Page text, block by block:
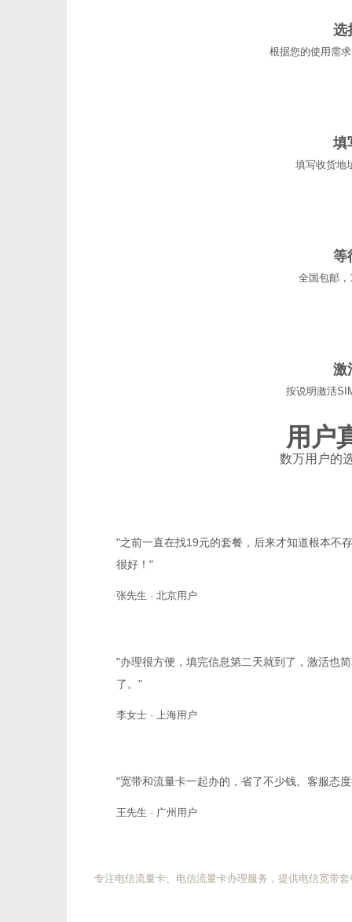
选
根据您的使用需
填
填写收货地
等
全国包邮
激
按说明激活
用户
数万用户的
"之前一直在找19元的套餐，后来才知道根本不
很好！"
张先生 · 北京用户
"办理很方便，填完信息第二天就到了，激活也
了。"
李女士 · 上海用户
"宽带和流量卡一起办的，省了不少钱。客服态
王先生 · 广州用户
专注电信流量卡、电信流量卡办理服务，提供电信宽带